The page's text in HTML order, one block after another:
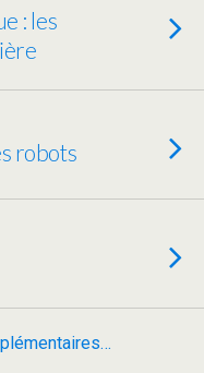
: les
robots